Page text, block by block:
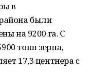
в
были
на 9200 га. С
тонн зерна,
17,3 центнера с